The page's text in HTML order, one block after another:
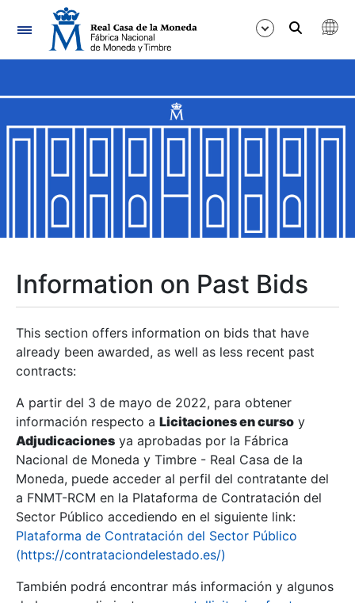
Navigation
Show/Hide
Show/Hide
Show/Hide
Show/Hide
Show/Hide
Information on Past Bids
This section offers information on bids that have
already been awarded, as well as less recent past
contracts:
A partir del 3 de mayo de 2022, para obtener
información respecto a Licitaciones en curso y
Adjudicaciones ya aprobadas por la Fábrica
Nacional de Moneda y Timbre - Real Casa de la
Moneda, puede acceder al perfil del contratante del
a FNMT-RCM en la Plataforma de Contratación del
Sector Público accediendo en el siguiente link:
Plataforma de Contratación del Sector Público
(https://contrataciondelestado.es/)
También podrá encontrar más información y algunos